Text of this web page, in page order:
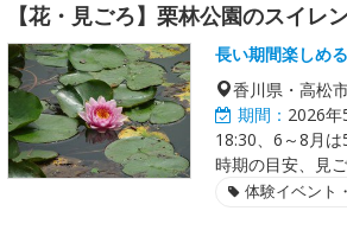
【花・見ごろ】栗林公園のスイレ
長い期間楽しめ
香川県・高松
期間： 2026
18:30、6～8月
時期の目安、見
体験イベント